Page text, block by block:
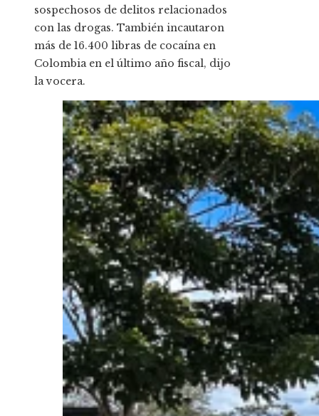
sospechosos de delitos relacionados
con las drogas. También incautaron
más de 16.400 libras de cocaína en
Colombia en el último año fiscal, dijo
la vocera.